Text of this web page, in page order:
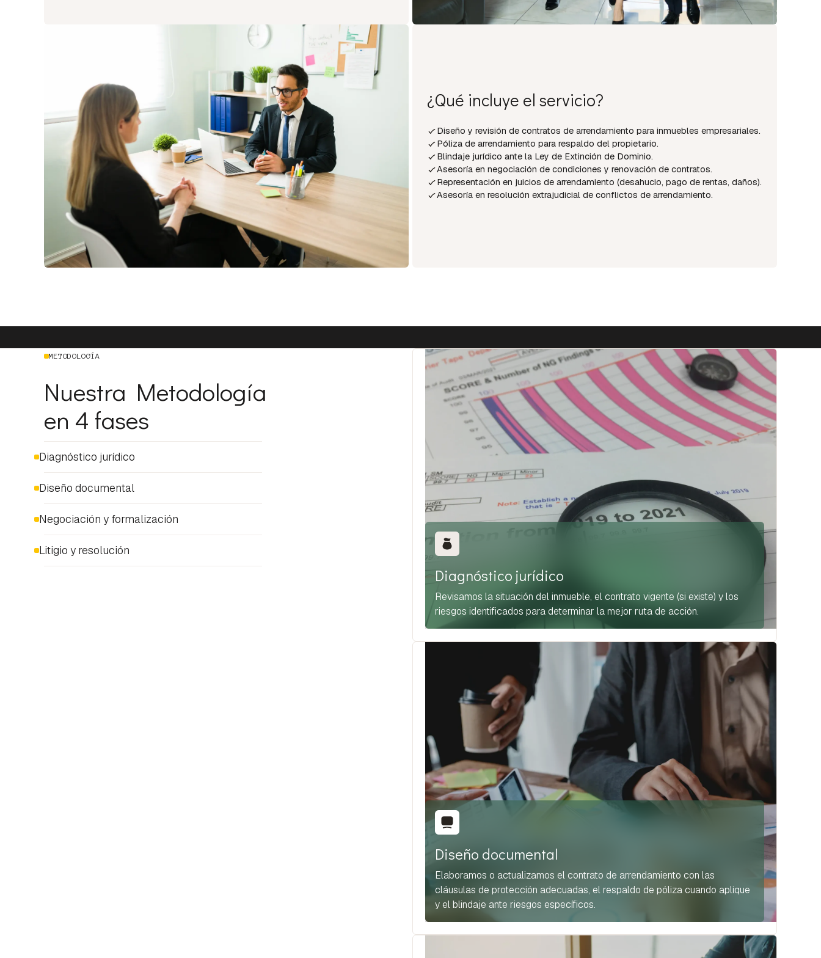
¿Qué incluye el servicio?
Diseño y revisión de contratos de arrendamiento para inmuebles empresariales.
Póliza de arrendamiento para respaldo del propietario.
Blindaje jurídico ante la Ley de Extinción de Dominio.
Asesoría en negociación de condiciones y renovación de contratos.
Representación en juicios de arrendamiento (desahucio, pago de rentas, daños).
Asesoría en resolución extrajudicial de conflictos de arrendamiento.
METODOLOGÍA
Nuestra Metodología
en 4 fases
Diagnóstico jurídico
Diseño documental
Negociación y formalización
Litigio y resolución
Diagnóstico jurídico
Revisamos la situación del inmueble, el contrato vigente (si existe) y los
riesgos identificados para determinar la mejor ruta de acción.
Diseño documental
Elaboramos o actualizamos el contrato de arrendamiento con las
cláusulas de protección adecuadas, el respaldo de póliza cuando aplique
y el blindaje ante riesgos específicos.